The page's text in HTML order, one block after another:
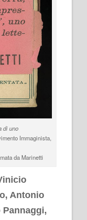
di uno
Immaginista,
da Marinetti
Antonio
Pannaggi,